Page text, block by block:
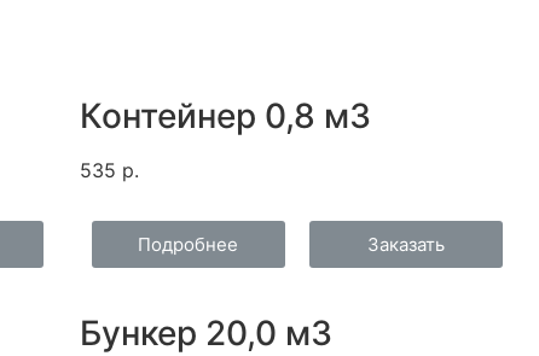
Контейнер 0,8 м3
535 р.
Подробнее Заказать
Бункер 20,0 м3